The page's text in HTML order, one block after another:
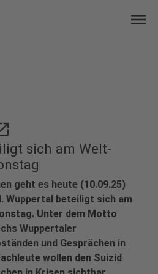
menu
sich am Welt-
geht es heute (10.09.25)
Wuppertal beteiligt sich am
Unter dem Motto
Wuppertaler
und Gesprächen in
wollen den Suizid